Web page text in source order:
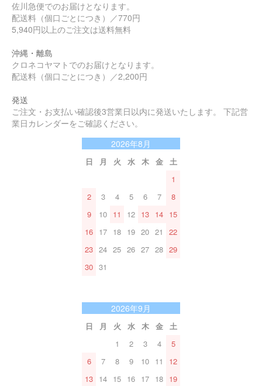
佐川急便でのお届けとなります。
配送料（個口ごとにつき）／770円
5,940円以上のご注文は送料無料
沖縄・離島
クロネコヤマトでのお届けとなります。
配送料（個口ごとにつき）／2,200円
発送
ご注文・お支払い確認後3営業日以内に発送いたします。 下記営
業日カレンダーをご確認ください。
2026年8月
日 月 火 水 木 金
土
1
2
3 4 5 6 7
8
9
10 11 12 13 14 15
16 17 18 19 20 21
22
23 24 25 26 27 28 29
30 31
2026年9月
日 月 火 水 木 金
土
1
2 3 4
5
6
7 8 9 10 11
12
13 14 15 16 17 18 19